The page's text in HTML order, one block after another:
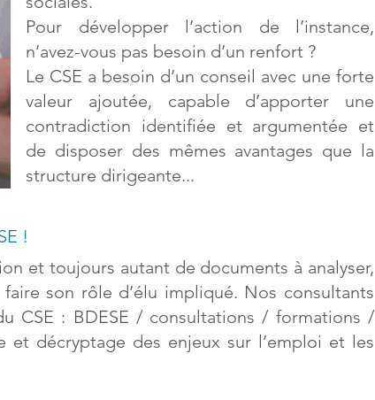
Pour développer l’action de l’instance,
n’avez-vous pas besoin d’un renfort ?
Le CSE a besoin d’un conseil avec une forte
valeur ajoutée, capable d’apporter une
contradiction identifiée et argumentée et
de disposer des mêmes avantages que la
structure dirigeante...
!
et toujours autant de documents à analyser,
son rôle d’élu impliqué. Nos consultants
CSE : BDESE / consultations / formations /
et décryptage des enjeux sur l’emploi et les